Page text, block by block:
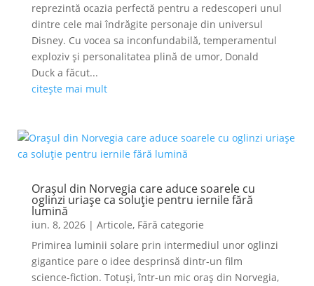
reprezintă ocazia perfectă pentru a redescoperi unul
dintre cele mai îndrăgite personaje din universul
Disney. Cu vocea sa inconfundabilă, temperamentul
exploziv și personalitatea plină de umor, Donald
Duck a făcut...
citește mai mult
Orașul din Norvegia care aduce soarele cu
oglinzi uriașe ca soluție pentru iernile fără
lumină
iun. 8, 2026| Articole, Fără categorie
Primirea luminii solare prin intermediul unor oglinzi
gigantice pare o idee desprinsă dintr-un film
science-fiction. Totuși, într-un mic oraș din Norvegia,